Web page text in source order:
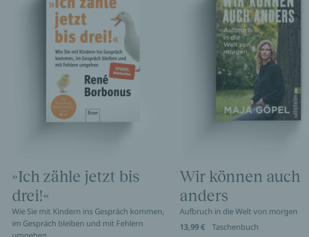
»Ich zähle jetzt bis
drei!«
Wie Sie mit Kindern ins Gespräch kommen,
im Gespräch bleiben und mit Fehlern
Wir können auch
anders
Aufbruch in die Welt von morgen
13,99 €
Taschenbuch